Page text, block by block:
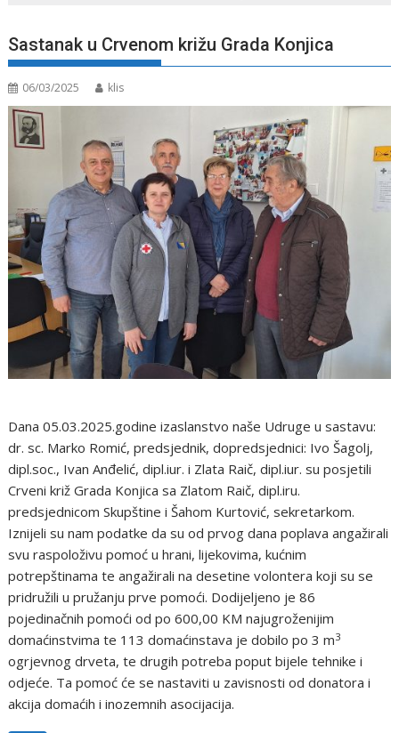
Sastanak u Crvenom križu Grada Konjica
06/03/2025 klis
Dana 05.03.2025.godine izaslanstvo naše Udruge u sastavu:
dr. sc. Marko Romić, predsjednik, dopredsjednici: Ivo Šagolj,
dipl.soc., Ivan Anđelić, dipl.iur. i Zlata Raič, dipl.iur. su posjetili
Crveni križ Grada Konjica sa Zlatom Raič, dipl.iru.
predsjednicom Skupštine i Šahom Kurtović, sekretarkom.
Iznijeli su nam podatke da su od prvog dana poplava angažirali
svu raspoloživu pomoć u hrani, lijekovima, kućnim
potrepštinama te angažirali na desetine volontera koji su se
pridružili u pružanju prve pomoći. Dodijeljeno je 86
pojedinačnih pomoći od po 600,00 KM najugroženijim
domaćinstvima te 113 domaćinstava je dobilo po 3 m3
ogrjevnog drveta, te drugih potreba poput bijele tehnike i
odjeće. Ta pomoć će se nastaviti u zavisnosti od donatora i
akcija domaćih i inozemnih asocijacija.